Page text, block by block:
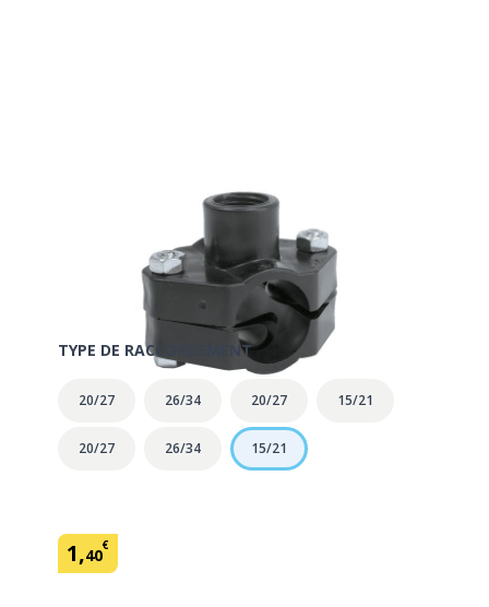
Collier de prise en charge Ø25 x
120235 Marque: Rain
TYPE DE RACCORDEMENT
20/27 26/34 20/27 15/21
20/27 26/34 15/21
1,40€